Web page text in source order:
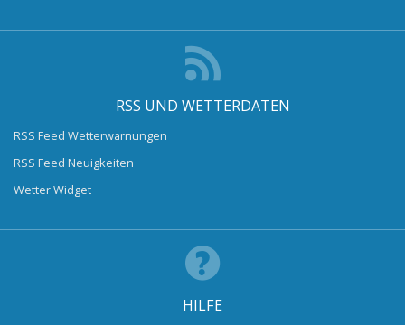
RSS UND WETTERDATEN
RSS Feed Wetterwarnungen
RSS Feed Neuigkeiten
Wetter Widget
HILFE